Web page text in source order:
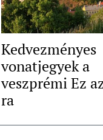
Kedvezményes
vonatjegyek a
veszprémi Ez
ra